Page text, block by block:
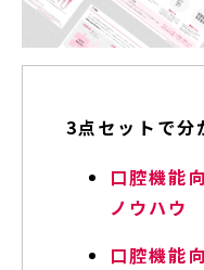
3点セットで分
口腔機能
ノウハウ
口腔機能